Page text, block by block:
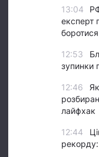
13:04
експерт
боротися
12:53
зупинки
12:46
лайфхак
12:44